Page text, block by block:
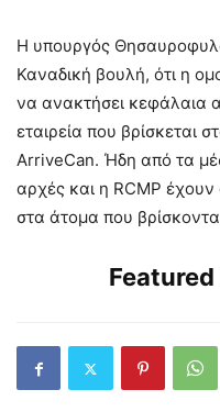
Η υπουργός
Καναδική βουλή, ότι η
να ανακτήσει κεφάλαια
εταιρεία που βρίσκεται
ArriveCan. Ήδη από τα
αρχές και η RCMP έχουν
στα άτομα που